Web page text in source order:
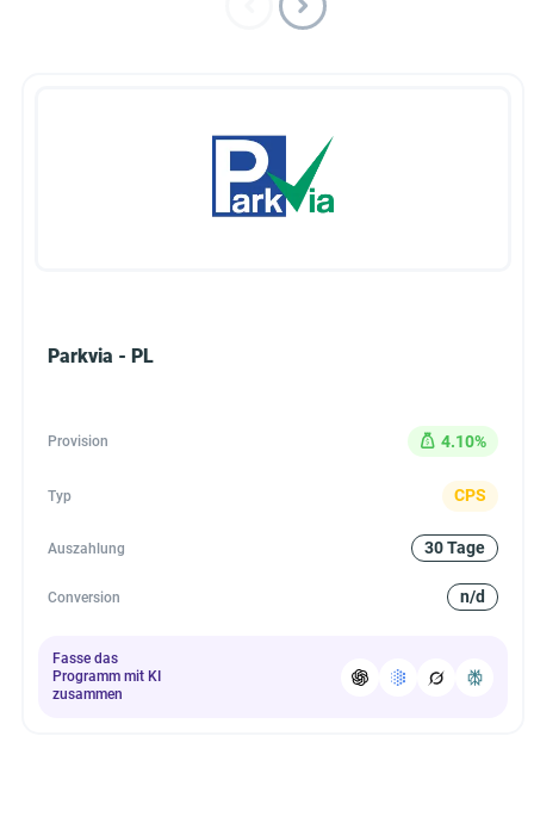
Parkvia - PL
Provision 4.10%
Typ CPS
Auszahlung 30 Tage
Conversion n/d
Fasse das
Programm mit KI
zusammen